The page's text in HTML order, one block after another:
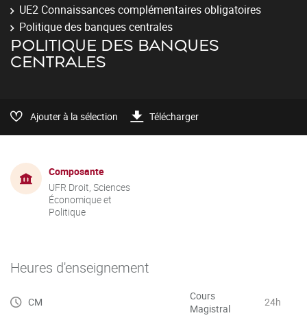
UE2 Connaissances complémentaires obligatoires
Politique des banques centrales
POLITIQUE DES BANQUES
CENTRALES
Ajouter à la sélection Télécharger
Composante
UFR Droit, Sciences
Économique et
Politique
Heures d'enseignement
CM
Cours
Magistral
24h